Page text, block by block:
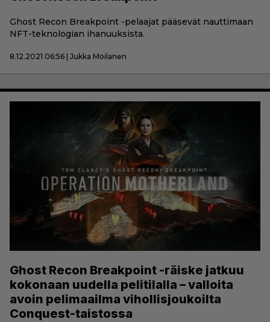
Ghost Recon Breakpoint -pelaajat pääsevät nauttimaan
NFT-teknologian ihanuuksista.
8.12.2021 06:56 | Jukka Moilanen
Ghost Recon Breakpoint -räiske jatkuu
kokonaan uudella pelitilalla – valloita
avoin pelimaailma vihollisjoukoilta
Conquest-taistossa